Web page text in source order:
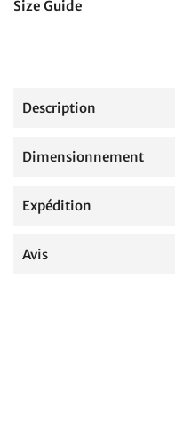
Size Guide
Description
Dimensionnement
Expédition
Avis